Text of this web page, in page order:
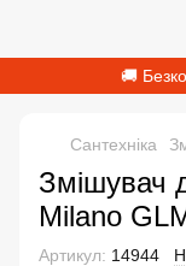
🚚
Сантехніка
Змішувач
Milano
Артикул: 14944